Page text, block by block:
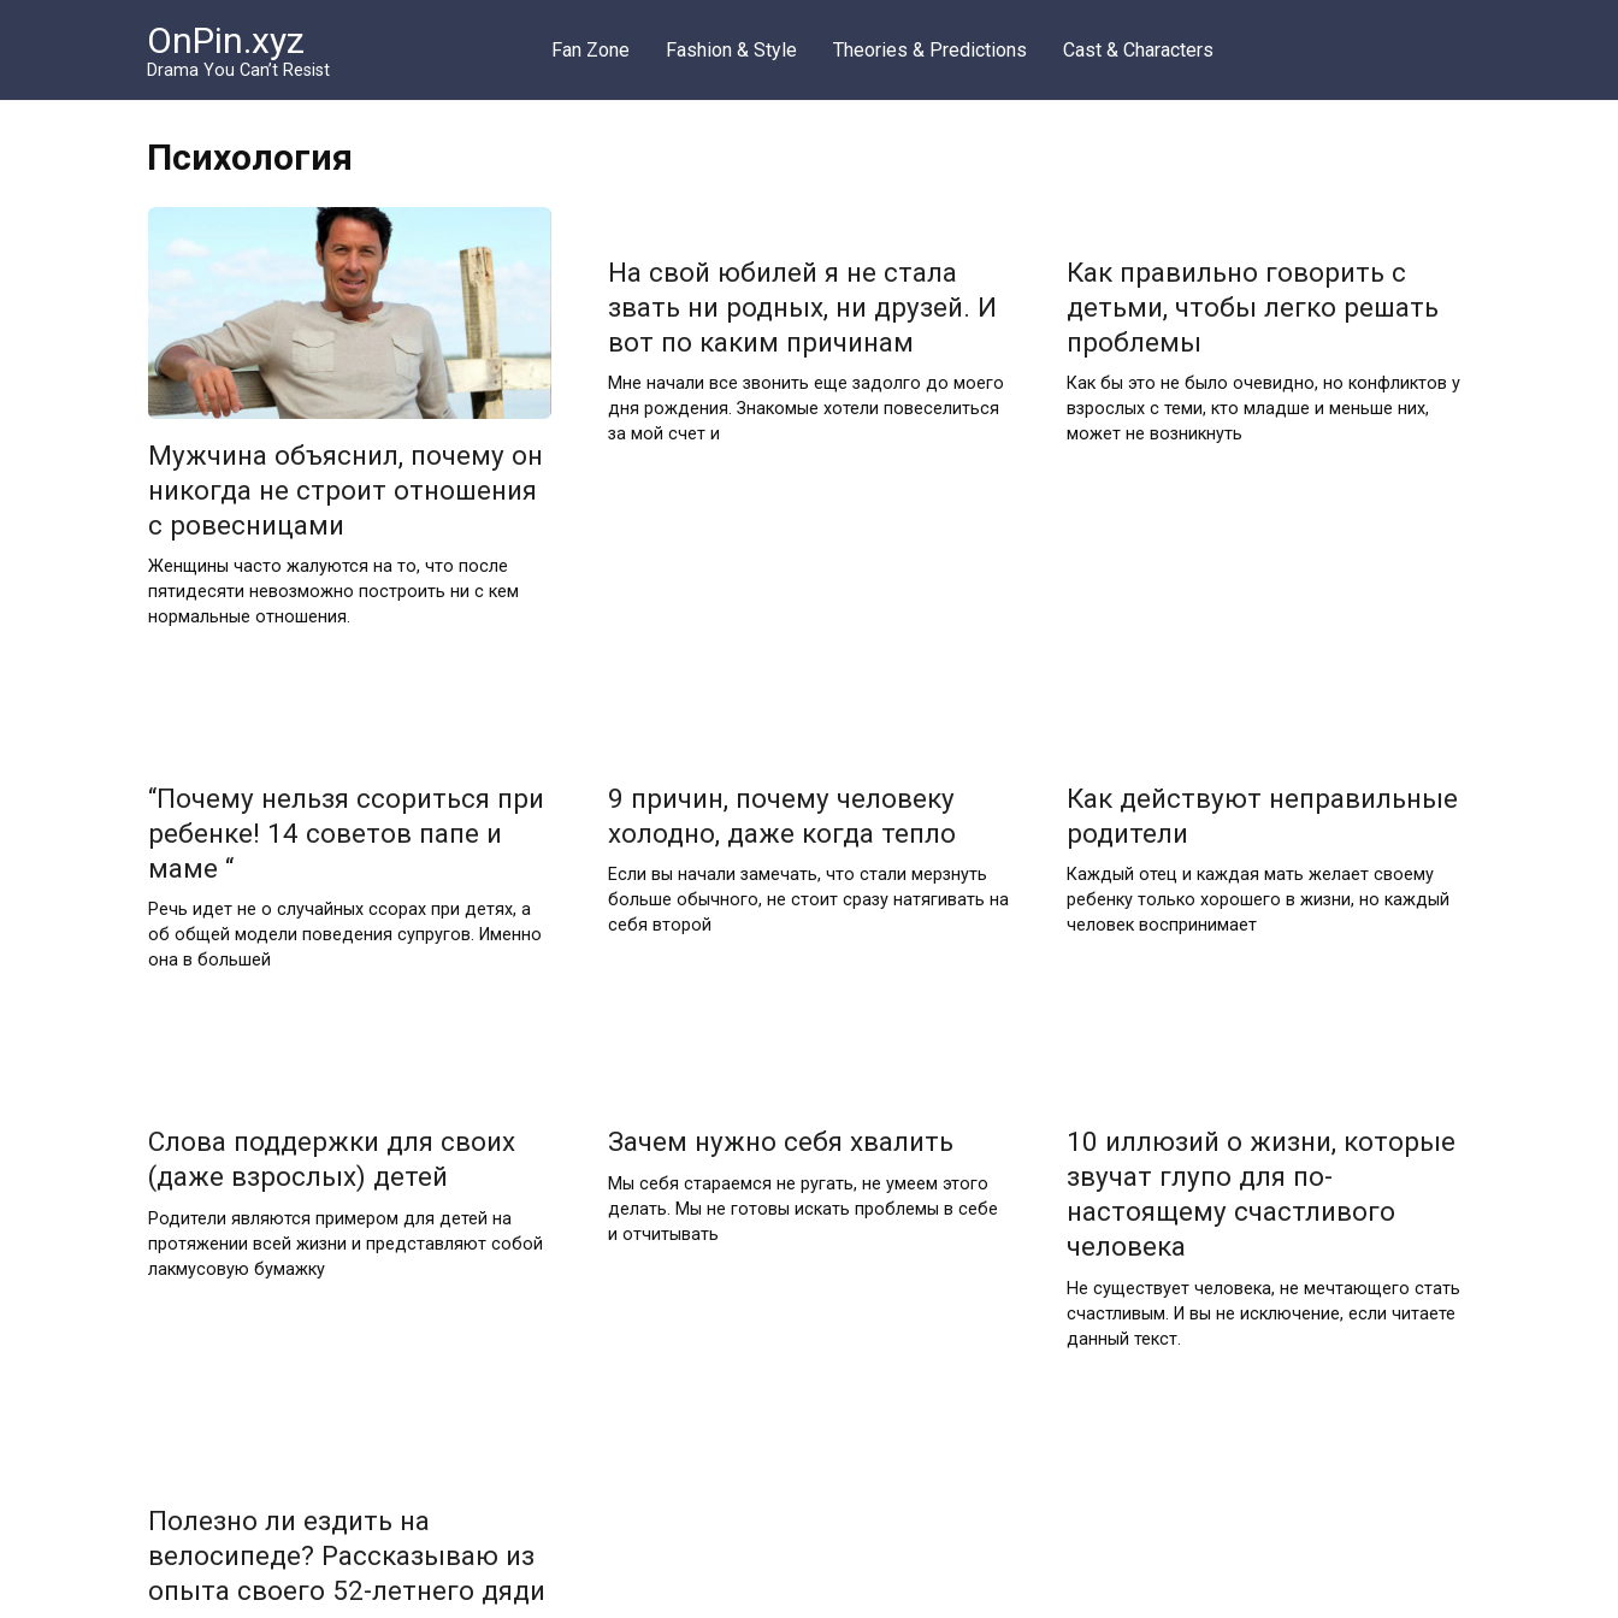
OnPin.xyz
Drama You Can’t Resist
Fan Zone Fashion & Style Theories & Predictions Cast & Characters
Психология
Мужчина объяснил, почему он
никогда не строит отношения
с ровесницами
Женщины часто жалуются на то, что после
пятидесяти невозможно построить ни с кем
нормальные отношения.
На свой юбилей я не стала
звать ни родных, ни друзей. И
вот по каким причинам
Мне начали все звонить еще задолго до моего
дня рождения. Знакомые хотели повеселиться
за мой счет и
Как правильно говорить с
детьми, чтобы легко решать
проблемы
Как бы это не было очевидно, но конфликтов у
взрослых с теми, кто младше и меньше них,
может не возникнуть
“Почему нельзя ссориться при
ребенке! 14 советов папе и
маме “
Речь идет не о случайных ссорах при детях, а
об общей модели поведения супругов. Именно
она в большей
9 причин, почему человеку
холодно, даже когда тепло
Если вы начали замечать, что стали мерзнуть
больше обычного, не стоит сразу натягивать на
себя второй
Как действуют неправильные
родители
Каждый отец и каждая мать желает своему
ребенку только хорошего в жизни, но каждый
человек воспринимает
Слова поддержки для своих
(даже взрослых) детей
Родители являются примером для детей на
протяжении всей жизни и представляют собой
лакмусовую бумажку
Зачем нужно себя хвалить
Мы себя стараемся не ругать, не умеем этого
делать. Мы не готовы искать проблемы в себе
и отчитывать
10 иллюзий о жизни, которые
звучат глупо для по-
настоящему счастливого
человека
Не существует человека, не мечтающего стать
счастливым. И вы не исключение, если читаете
данный текст.
Полезно ли ездить на
велосипеде? Рассказываю из
опыта своего 52-летнего дяди